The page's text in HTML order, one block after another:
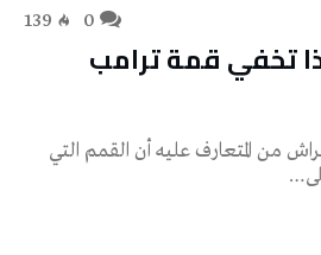
139
تخفي قمة ترامب